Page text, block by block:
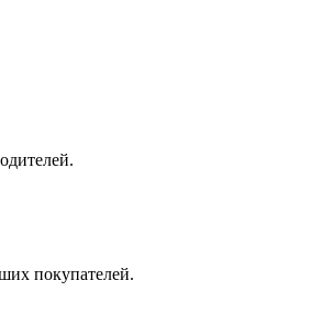
покупателей.